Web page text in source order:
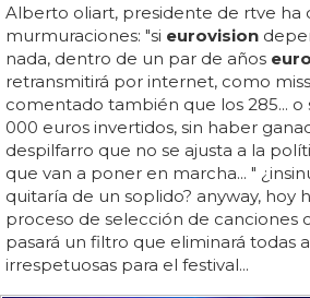
Alberto oliart, presidente de rtve ha
murmuraciones: "si eurovision
nada, dentro de un par de años
retransmitirá por internet, como
comentado también que los 285... o
000 euros invertidos, sin haber
despilfarro que no se ajusta a la
que van a poner en marcha... "
quitaría de un soplido? anyway, hoy
proceso de selección de canciones
pasará un filtro que eliminará todas
irrespetuosas para el festival...